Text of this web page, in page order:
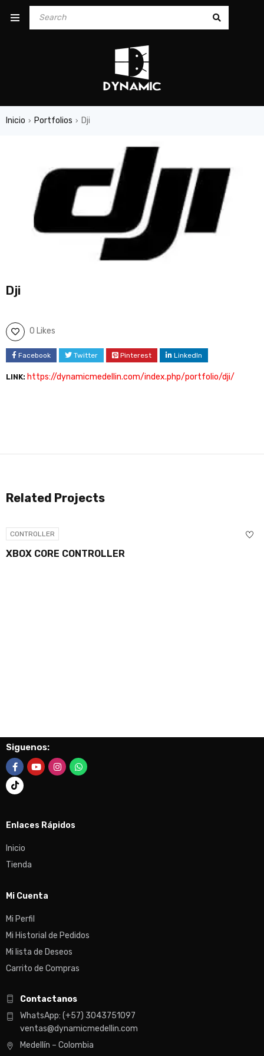
Inicio › Portfolios › Dji
Dji
0 Likes
Facebook Twitter Pinterest LinkedIn
LINK: https://dynamicmedellin.com/index.php/portfolio/dji/
Related Projects
CONTROLLER
XBOX CORE CONTROLLER
Siguenos:
Enlaces Rápidos
Inicio
Tienda
Mi Cuenta
Mi Perfil
Mi Historial de Pedidos
Mi lista de Deseos
Carrito de Compras
Contactanos
WhatsApp: (+57) 3043751097
ventas@dynamicmedellin.com
Medellín – Colombia